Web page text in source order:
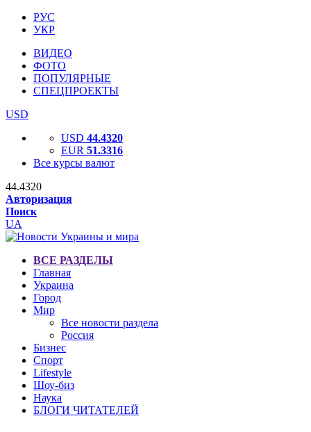
РУС
УКР
ВИДЕО
ФОТО
ПОПУЛЯРНЫЕ
СПЕЦПРОЕКТЫ
USD
USD 44.4320
EUR 51.3316
Все курсы валют
44.4320
Авторизация
Поиск
UA
ВСЕ РАЗДЕЛЫ
Главная
Украина
Город
Мир
Все новости раздела
Россия
Бизнес
Спорт
Lifestyle
Шоу-биз
Наука
БЛОГИ ЧИТАТЕЛЕЙ